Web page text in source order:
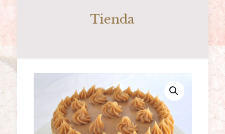
Tienda